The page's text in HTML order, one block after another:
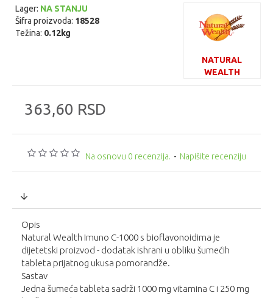
Na osnovu 0 recenzija. - Napišite recenziju
363,60 RSD
Lager: NA STANJU
Šifra proizvoda: 18528
Težina: 0.12kg
NATURAL
WEALTH
Opis
Natural Wealth Imuno C-1000 s bioflavonoidima je
dijetetski proizvod - dodatak ishrani u obliku šumećih
tableta prijatnog ukusa pomorandže.
Sastav
Jedna šumeća tableta sadrži 1000 mg vitamina C i 250 mg